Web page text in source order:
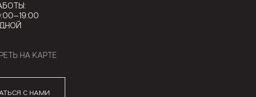
НА КАРТЕ
С НАМИ